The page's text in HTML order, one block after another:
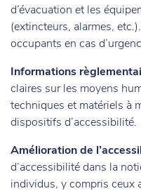
d’évacuation et les
(extincteurs, alarmes,
occupants en cas
Informations
claires sur les moyens
techniques et matériels à
dispositifs d’accessibilité.
Amélioration de
d’accessibilité dans la
individus, y compris ceux